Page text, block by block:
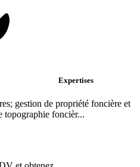
Expertises
gestion de propriété foncière et
topographie foncièr...